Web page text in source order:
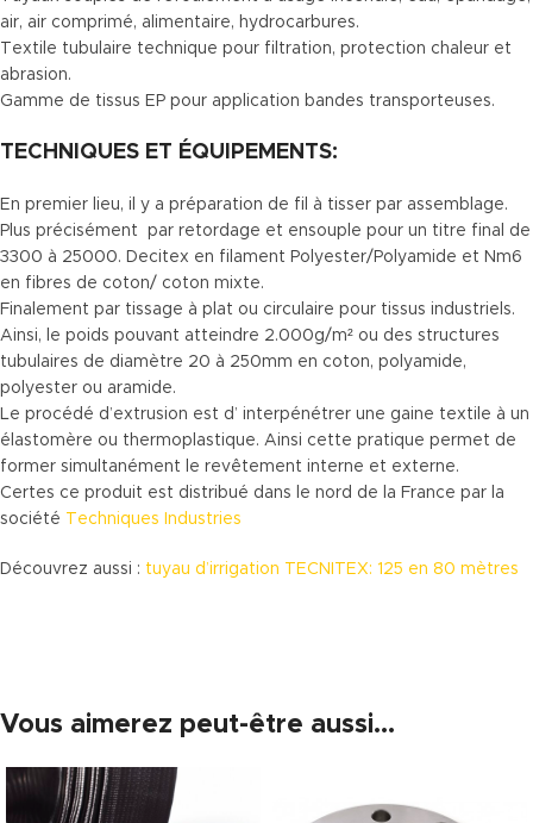
air, air comprimé, alimentaire, hydrocarbures.
Textile tubulaire technique pour filtration, protection chaleur et
abrasion.
Gamme de tissus EP pour application bandes transporteuses.
TECHNIQUES ET ÉQUIPEMENTS:
En premier lieu, il y a préparation de fil à tisser par assemblage.
Plus précisément par retordage et ensouple pour un titre final de
3300 à 25000. Decitex en filament Polyester/Polyamide et Nm6
en fibres de coton/ coton mixte.
Finalement par tissage à plat ou circulaire pour tissus industriels.
Ainsi, le poids pouvant atteindre 2.000g/m² ou des structures
tubulaires de diamètre 20 à 250mm en coton, polyamide,
polyester ou aramide.
Le procédé d’extrusion est d’ interpénétrer une gaine textile à un
élastomère ou thermoplastique. Ainsi cette pratique permet de
former simultanément le revêtement interne et externe.
Certes ce produit est distribué dans le nord de la France par la
société
Techniques Industries
Découvrez aussi : tuyau d’irrigation TECNITEX: 125 en 80 mètres
Vous aimerez peut-être aussi…